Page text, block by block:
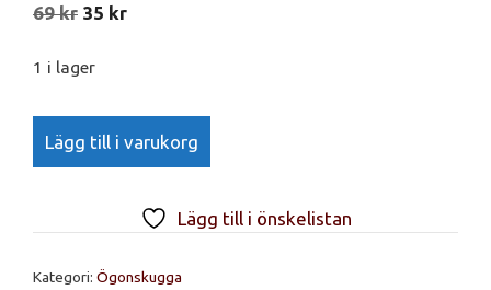
69kr Det
priset
69 kr.
35 krDet
35 kr.
1 i lager
Ados
ögonskugga
matte
5g
mängd
Lägg till i varukorg
Lägg till i önskelistan
Kategori: Ögonskugga